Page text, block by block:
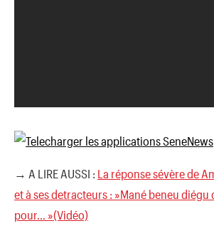
→ A LIRE AUSSI : La réponse sévère de
et à ses detracteurs : »Mané beneu
pour… »(Vidéo)